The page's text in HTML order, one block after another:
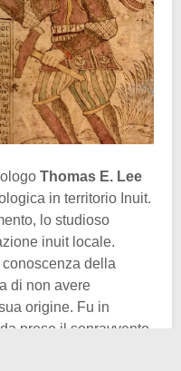
Thomas E. Lee
in territorio Inuit.
lo studioso
inuit locale.
della
di non avere
origine. Fu in
prese il sopravvento